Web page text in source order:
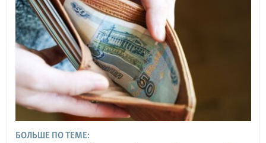
БОЛЬШЕ ПО ТЕМЕ: